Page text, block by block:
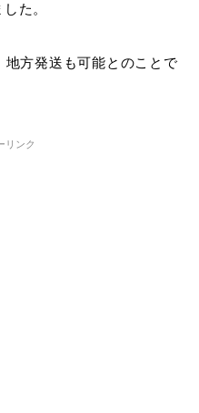
た。
方発送も可能とのことで
リンク